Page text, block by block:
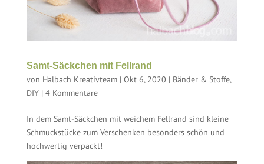
Samt-Säckchen mit Fellrand
von Halbach Kreativteam| Okt 6, 2020 | Bänder & Stoffe,
DIY| 4 Kommentare
In dem Samt-Säckchen mit weichem Fellrand sind kleine
Schmuckstücke zum Verschenken besonders schön und
hochwertig verpackt!